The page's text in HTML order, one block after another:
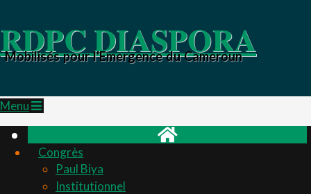
RDPC DIASPORA
Mobilisés pour l'Emergence du Cameroun
Primary
Menu
Menu
Congrès
Paul Biya
Institutionnel